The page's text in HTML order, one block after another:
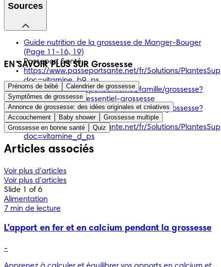
Sources
Guide nutrition de la grossesse de Manger-Bouger
(Page 11-16, 19)
Passeport Santé
https://www.passeportsante.net/fr/Solutions/
doc=vitamine_b9_ps
https://www.passeportsante.net/famille/grossesse?
doc=fer-mineral-essentiel-grossesse
https://www.passeportsante.net/famille/grossesse?
doc=calcium-femme-enceinte
https://www.passeportsante.net/fr/Solutions/
doc=vitamine_d_ps
EN SAVOIR PLUS SUR Grossesse
Prénoms de bébé
Calendrier de grossesse
Symptômes de grossesse
Annonce de grossesse: des idées originales et créatives
Accouchement
Baby shower
Grossesse multiple
Grossesse en bonne santé
Quiz
Articles associés
Voir plus d'articles
Voir plus d'articles
Slide 1 of 6
Alimentation
7 min de lecture
L’apport en fer et en calcium pendant la grossesse
-